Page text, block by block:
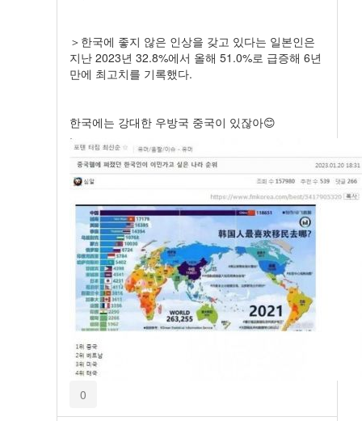
＞한국에 좋지 않은 인상을 갖고 있다는 일본인은
지난 2023년 32.8%에서 올해 51.0%로 급증해 6년
만에 최고치를 기록했다.
한국에는 강대한 우방국 중국이 있잖아😊
0